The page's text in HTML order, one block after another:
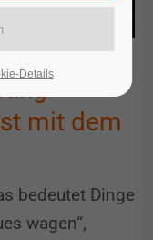
-
mit dem
bedeutet Dinge
wagen“,
Details